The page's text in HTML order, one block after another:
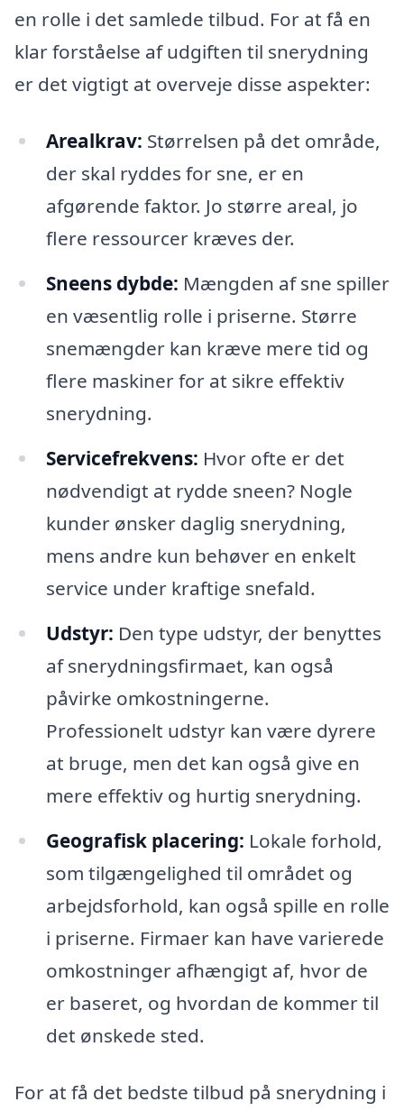
en rolle i det samlede tilbud. For at få en
klar forståelse af udgiften til snerydning
er det vigtigt at overveje disse aspekter:
Arealkrav: Størrelsen på det område,
der skal ryddes for sne, er en
afgørende faktor. Jo større areal, jo
flere ressourcer kræves der.
Sneens dybde: Mængden af sne spiller
en væsentlig rolle i priserne. Større
snemængder kan kræve mere tid og
flere maskiner for at sikre effektiv
snerydning.
Servicefrekvens: Hvor ofte er det
nødvendigt at rydde sneen? Nogle
kunder ønsker daglig snerydning,
mens andre kun behøver en enkelt
service under kraftige snefald.
Udstyr: Den type udstyr, der benyttes
af snerydningsfirmaet, kan også
påvirke omkostningerne.
Professionelt udstyr kan være dyrere
at bruge, men det kan også give en
mere effektiv og hurtig snerydning.
Geografisk placering: Lokale forhold,
som tilgængelighed til området og
arbejdsforhold, kan også spille en rolle
i priserne. Firmaer kan have varierede
omkostninger afhængigt af, hvor de
er baseret, og hvordan de kommer til
det ønskede sted.
For at få det bedste tilbud på snerydning i